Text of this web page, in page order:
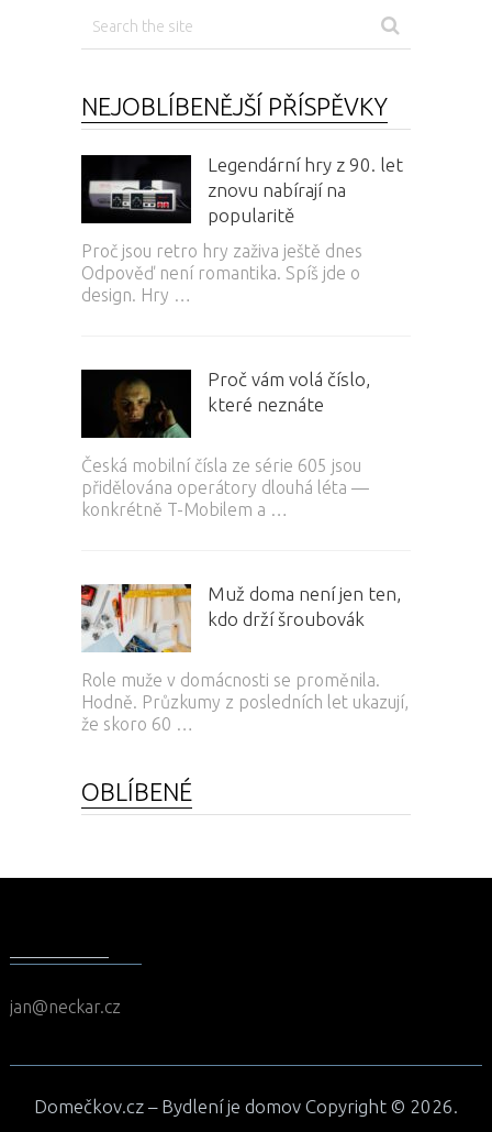
NEJOBLÍBENĚJŠÍ PŘÍSPĚVKY
Legendární hry z 90. let
znovu nabírají na
popularitě
Proč jsou retro hry zaživa ještě dnes
Odpověď není romantika. Spíš jde o
design. Hry …
Proč vám volá číslo,
které neznáte
Česká mobilní čísla ze série 605 jsou
přidělována operátory dlouhá léta —
konkrétně T-Mobilem a …
Muž doma není jen ten,
kdo drží šroubovák
Role muže v domácnosti se proměnila.
Hodně. Průzkumy z posledních let ukazují,
že skoro 60 …
OBLÍBENÉ
jan@neckar.cz
Domečkov.cz – Bydlení je domovCopyright © 2026.